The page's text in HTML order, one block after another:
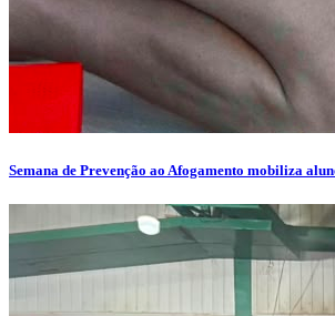
Semana de Prevenção ao Afogamento mobiliza